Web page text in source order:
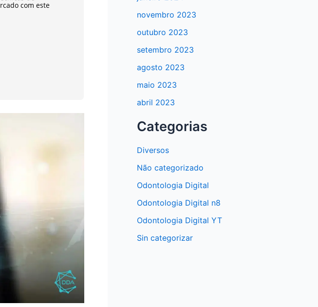
com este
novembro 2023
outubro 2023
setembro 2023
agosto 2023
maio 2023
abril 2023
Categorias
Diversos
Não categorizado
Odontologia Digital
Odontologia Digital n8
Odontologia Digital YT
Sin categorizar